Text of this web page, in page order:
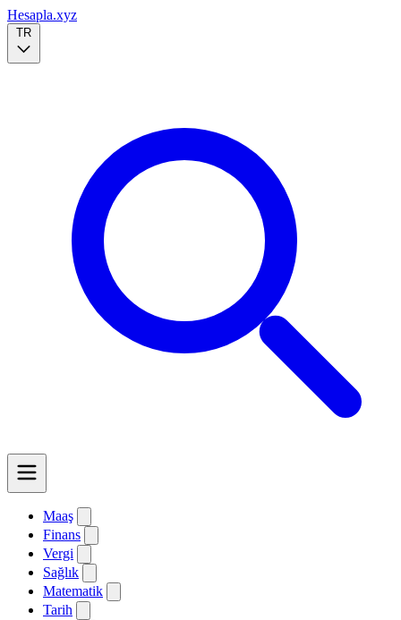
Hesapla.xyz
TR
Maaş
Finans
Vergi
Sağlık
Matematik
Tarih